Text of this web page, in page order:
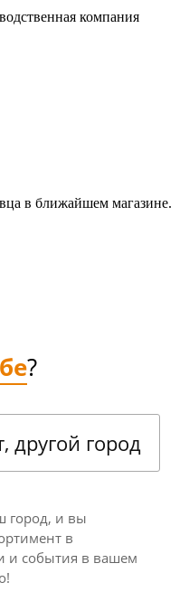
компания
в ближайшем магазине.
?
другой город
город, и вы
в
и события в вашем